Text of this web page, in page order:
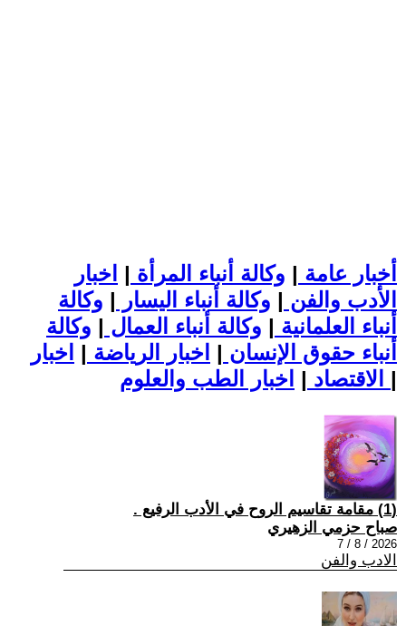
أخبار عامة | وكالة أنباء المرأة | اخبار
الأدب والفن | وكالة أنباء اليسار | وكالة
أنباء العلمانية | وكالة أنباء العمال | وكالة
أنباء حقوق الإنسان | اخبار الرياضة | اخبار
الاقتصاد | |
(1) مقامة تقاسيم الروح في الأدب الرفيع .
صباح حزمي الزهيري
2026 / 8 / 7
الادب والفن